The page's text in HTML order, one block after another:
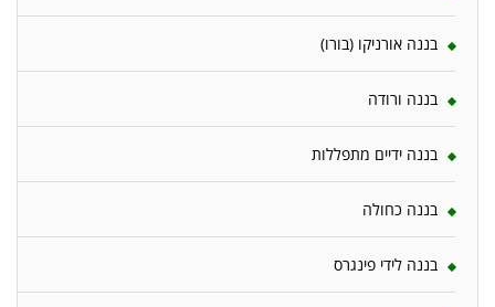
בננה אורניקו (בורו)
בננה ורודה
בננה ידיים מתפללות
בננה כחולה
בננה לידי פינגרס